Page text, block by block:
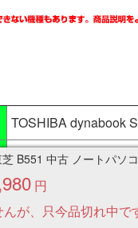
TOSHIBA dynabook
Core i5 2410M
4GB
芝 B551 中古 ノートパソ
円
が、只今品切れ中で